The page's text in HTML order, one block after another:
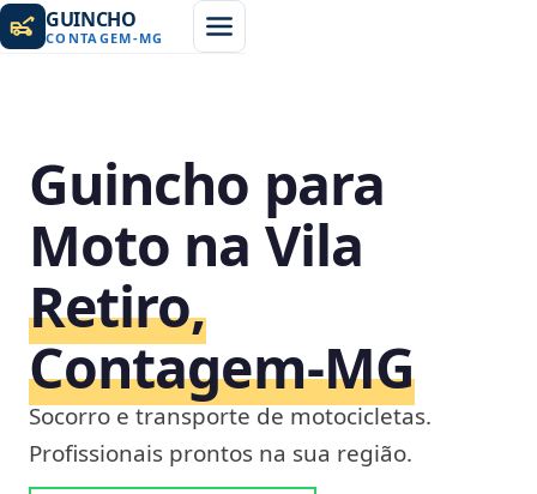
GUINCHO
CONTAGEM-MG
Guincho para
Moto na Vila
Retiro,
Contagem‑MG
Socorro e transporte de motocicletas.
Profissionais prontos na sua região.